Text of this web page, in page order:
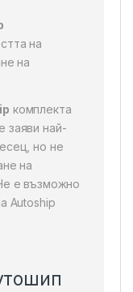
на
на
комплекта
заяви най-
но не
на
е възможно
Autoship